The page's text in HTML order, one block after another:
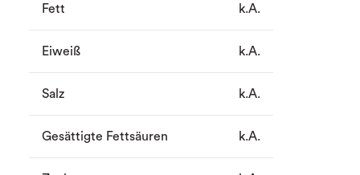
Fett k.A.
Eiweiß k.A.
Salz k.A.
Gesättigte Fettsäuren k.A.